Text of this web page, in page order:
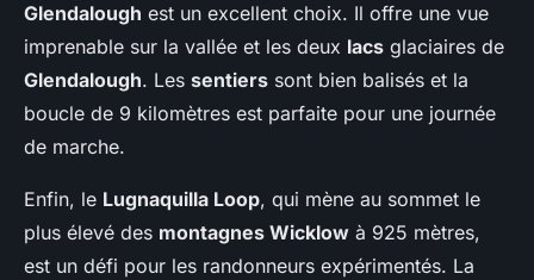
Glendalough est un excellent choix. Il offre une vue
imprenable sur la vallée et les deux lacs glaciaires de
Glendalough. Les sentiers sont bien balisés et la
boucle de 9 kilomètres est parfaite pour une journée
de marche.
Enfin, le Lugnaquilla Loop, qui mène au sommet le
plus élevé des montagnes Wicklow à 925 mètres,
est un défi pour les randonneurs expérimentés. La